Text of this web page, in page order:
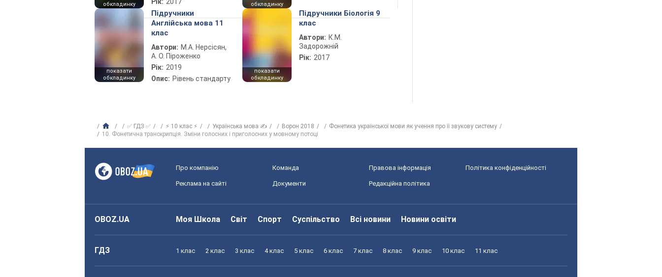
обкладинку
обкладинку
показати
обкладинку
Підручники
Англійська мова 11
клас
Автори: М.А. Нерсісян,
А. О. Піроженко
Рік: 2019
Опис: Рівень стандарту
показати
обкладинку
Підручники Біологія 9
клас
Автори: К.М.
Задорожній
Рік: 2017
✅ ГДЗ ✅ ⚡ 10 клас ⚡ Українська мова ✍ Ворон 2018
Фонетика української мови як учення про її звукову систему
10. Фонетична транскрипція. Зміни голосних і приголосних у мовному потоці
Про компанію Команда Правова інформація Політика конфіденційності
Реклама на сайті Документи Редакційна політика
OBOZ.UA Моя Школа Світ Спорт Суспільство Всі новини Новини освіти
ГДЗ 1 клас 2 клас 3 клас 4 клас 5 клас 6 клас 7 клас 8 клас 9 клас 10 клас 11 клас